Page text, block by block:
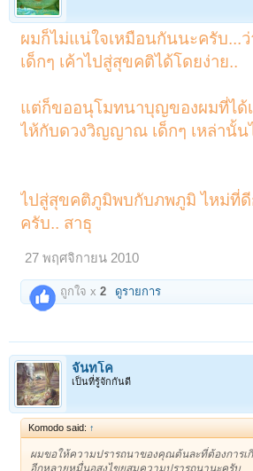
ผมก็ไม่แน่ใจเหมือนกันนะครับ...
เด็กๆ เค้าไปสู่สุขคติได้โดยง่าย..
แต่ก็ขออนุโมทนาบุญของผมที่ได้
ไห้กับดวงวิญญาณ เด็กๆ เหล่านั้น
ไปสู่สุขคติภูมิพบกับภพภูมิ ไหม่ที่ดี
ครับ.. สาธุ
27 พฤศจิกายน 2010
ถูกใจ x2 ดูรายการ
จันทโค
เป็นที่รู้จักกันดี
Komodo said: ↑
ผมขอให้ความปรารถนาของคุณต้นละที่ต้องการเ
อีกหลายหมื่นอสงไขยสมความปรารถนานะครับ